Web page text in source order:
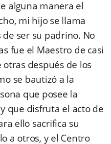
alguna manera el
mi hijo se llama
ser su padrino. No
fue el Maestro de casi
después de los
se bautizó a la
que posee la
que disfruta el acto de
ello sacrifica su
a otros, y el Centro